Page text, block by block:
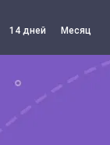
14 дней Месяц